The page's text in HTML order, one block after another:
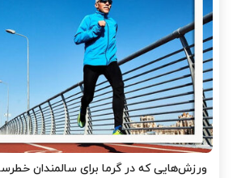
ورزش‌هایی که در گرما برای سالمندان